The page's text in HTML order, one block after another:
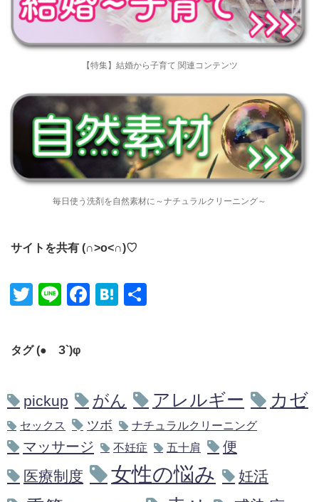
【特集】結婚から子育て 関連コンテンツ
毎日使う洗剤を自然素材に～ナチュラルクリーニング～
サイトを共有 (∩˃o˂∩)♡
Twitter Line FacebookHatena
タグ (●´З`)φ
pickup がん アレルギー カゼ
セックス ツボ ナチュラルクリーニング
マッサージ 不妊症 五十肩 便
医療制度 女性の悩み 妊活